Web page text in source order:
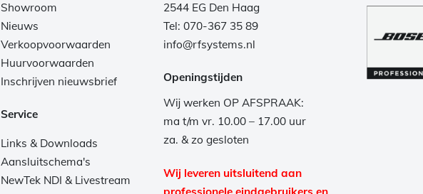
Showroom
Nieuws
Verkoopvoorwaarden
Huurvoorwaarden
Inschrijven nieuwsbrief
Service
Links & Downloads
Aansluitschema's
NewTek NDI & Livestream
2544 EG Den Haag
Tel: 070-367 35 89
info@rfsystems.nl
Openingstijden
Wij werken OP AFSPRAAK:
ma t/m vr. 10.00 – 17.00 uur
za. & zo gesloten
Wij leveren uitsluitend aan